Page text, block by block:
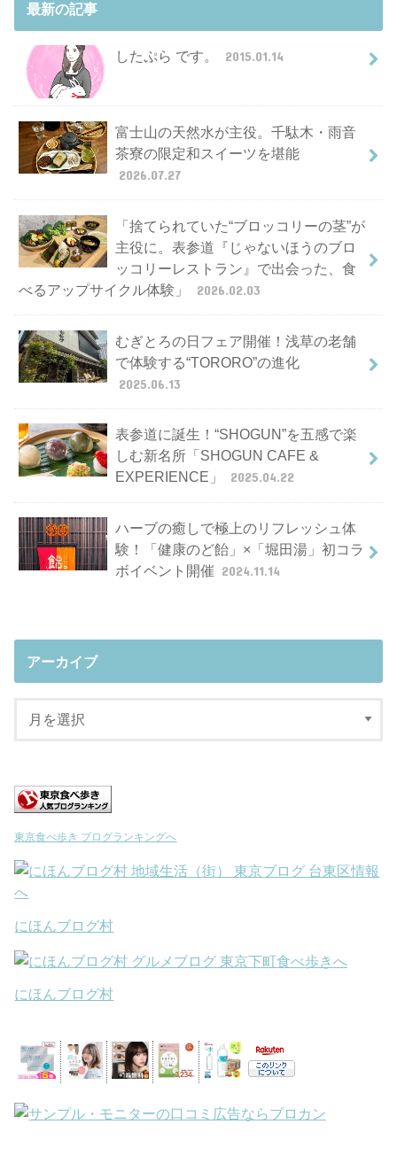
最新の記事
したぷら です。 2015.01.14
富士山の天然水が主役。千駄木・雨音
茶寮の限定和スイーツを堪能
2026.07.27
「捨てられていた“ブロッコリーの茎”が
主役に。表参道『じゃないほうのブロ
ッコリーレストラン』で出会った、食
べるアップサイクル体験」
2026.02.03
むぎとろの日フェア開催！浅草の老舗
で体験する“TORORO”の進化
2025.06.13
表参道に誕生！“SHOGUN”を五感で楽
しむ新名所「SHOGUN CAFE &
EXPERIENCE」
2025.04.22
ハーブの癒しで極上のリフレッシュ体
験！「健康のど飴」×「堀田湯」初コラ
ボイベント開催 2024.11.14
アーカイブ
東京食べ歩き ブログランキングへ
にほんブログ村
にほんブログ村